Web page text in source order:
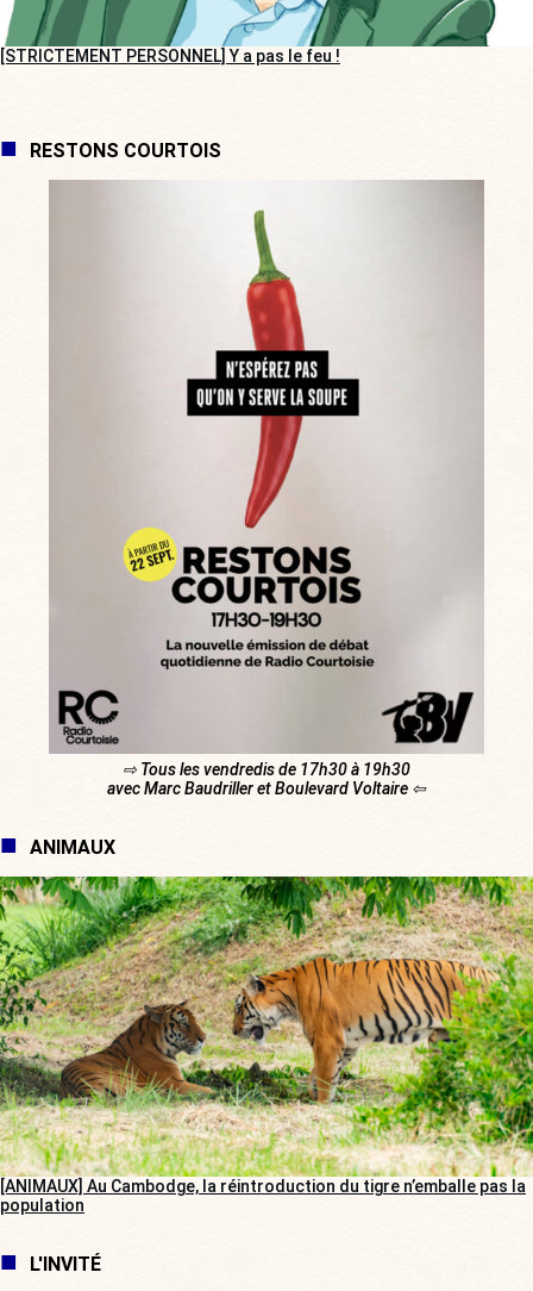
[STRICTEMENT PERSONNEL] Y a pas le feu !
RESTONS COURTOIS
⇨ Tous les vendredis de 17h30 à 19h30
avec Marc Baudriller et Boulevard Voltaire ⇦
ANIMAUX
[ANIMAUX] Au Cambodge, la réintroduction du tigre n’emballe pas la
population
L'INVITÉ